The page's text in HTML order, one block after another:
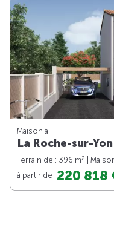
Maison à
La Roche-sur-Yon
Terrain de : 396 m2 |
à partir de 220 818